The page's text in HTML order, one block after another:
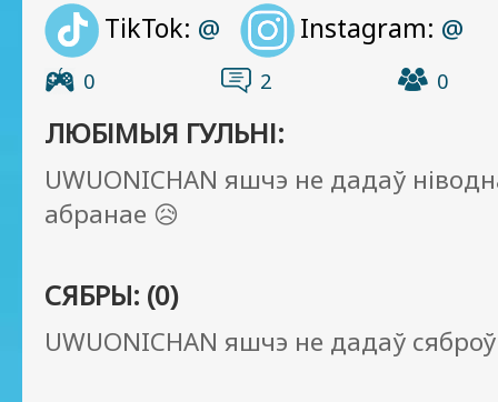
TikTok: @ Instagram: @
0 2 0
ЛЮБІМЫЯ ГУЛЬНІ:
UWUONICHAN яшчэ не дадаў
абранае 😥
СЯБРЫ: (0)
UWUONICHAN яшчэ не дадаў